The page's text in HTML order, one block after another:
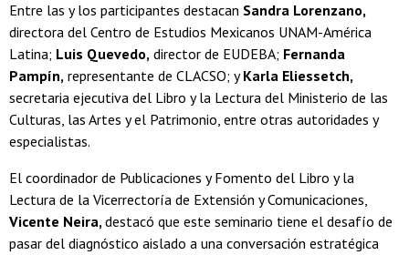
Entre las y los participantes destacan Sandra Lorenzano,
directora del Centro de Estudios Mexicanos UNAM-América
Latina; Luis Quevedo, director de EUDEBA; Fernanda
Pampín, representante de CLACSO; yKarla Eliessetch,
secretaria ejecutiva del Libro y la Lectura del Ministerio de las
Culturas, las Artes y el Patrimonio, entre otras autoridades y
especialistas.
El coordinador de Publicaciones y Fomento del Libro y la
Lectura de la Vicerrectoría de Extensión y Comunicaciones,
Vicente Neira,destacó que este seminario tiene el desafío de
pasar del diagnóstico aislado a una conversación estratégica